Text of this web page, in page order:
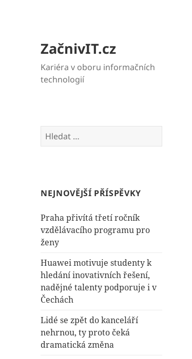
ZačnivIT.cz
Kariéra v oboru informačních
technologií
Vyhledávání
NEJNOVĚJŠÍ PŘÍSPĚVKY
Praha přivítá třetí ročník
vzdělávacího programu pro
ženy
Huawei motivuje studenty k
hledání inovativních řešení,
nadějné talenty podporuje i v
Čechách
Lidé se zpět do kanceláří
nehrnou, ty proto čeká
dramatická změna